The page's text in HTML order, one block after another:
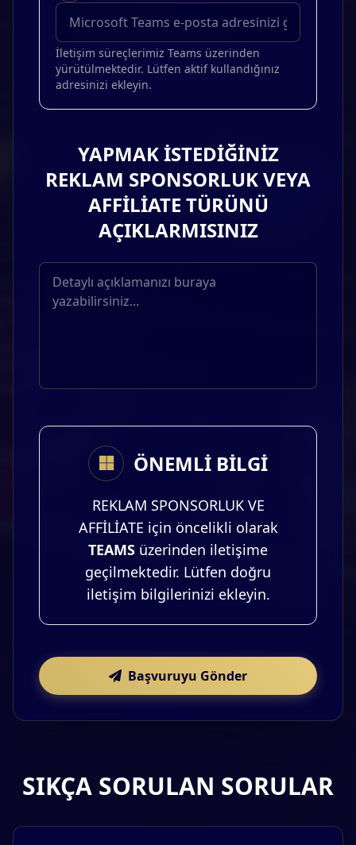
İletişim süreçlerimiz Teams üzerinden
yürütülmektedir. Lütfen aktif kullandığınız
adresinizi ekleyin.
YAPMAK İSTEDİĞİNİZ
REKLAM SPONSORLUK VEYA
AFFİLİATE TÜRÜNÜ
AÇIKLARMISINIZ
ÖNEMLİ BİLGİ
REKLAM SPONSORLUK VE
AFFİLİATE için öncelikli olarak
TEAMS üzerinden iletişime
geçilmektedir. Lütfen doğru
iletişim bilgilerinizi ekleyin.
Başvuruyu Gönder
SIKÇA SORULAN SORULAR